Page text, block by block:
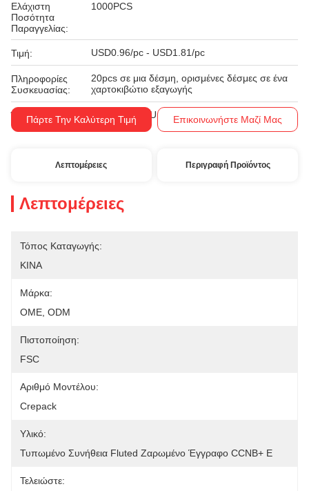
Ελάχιστη
Ποσότητα
Παραγγελίας:
1000PCS
Τιμή: USD0.96/pc - USD1.81/pc
Πληροφορίες
Συσκευασίας:
20pcs σε μια δέσμη, ορισμένες δέσμες σε ένα
χαρτοκιβώτιο εξαγωγής
Όροι Πληρωμής: T/T, Western Union
Πάρτε Την Καλύτερη Τιμή Επικοινωνήστε Μαζί Μας
Λεπτομέρειες Περιγραφή Προϊόντος
Λεπτομέρειες
Τόπος Καταγωγής:
ΚΙΝΑ
Μάρκα:
OME, ODM
Πιστοποίηση:
FSC
Αριθμό Μοντέλου:
Crepack
Υλικό:
Τυπωμένο Συνήθεια Fluted Ζαρωμένο Έγγραφο CCNB+ Ε
Τελειώστε: